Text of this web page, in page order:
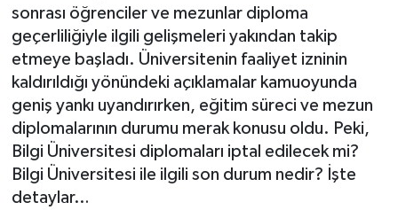
sonrası öğrenciler ve mezunlar diploma
geçerliliğiyle ilgili gelişmeleri yakından takip
etmeye başladı. Üniversitenin faaliyet izninin
kaldırıldığı yönündeki açıklamalar kamuoyunda
geniş yankı uyandırırken, eğitim süreci ve mezun
diplomalarının durumu merak konusu oldu. Peki,
Bilgi Üniversitesi diplomaları iptal edilecek mi?
Bilgi Üniversitesi ile ilgili son durum nedir? İşte
detaylar…
Sağlık
Teknoloji
Kültür - Sanat
Yaşam
Son Dakika Haberleri
Haber Arşivi